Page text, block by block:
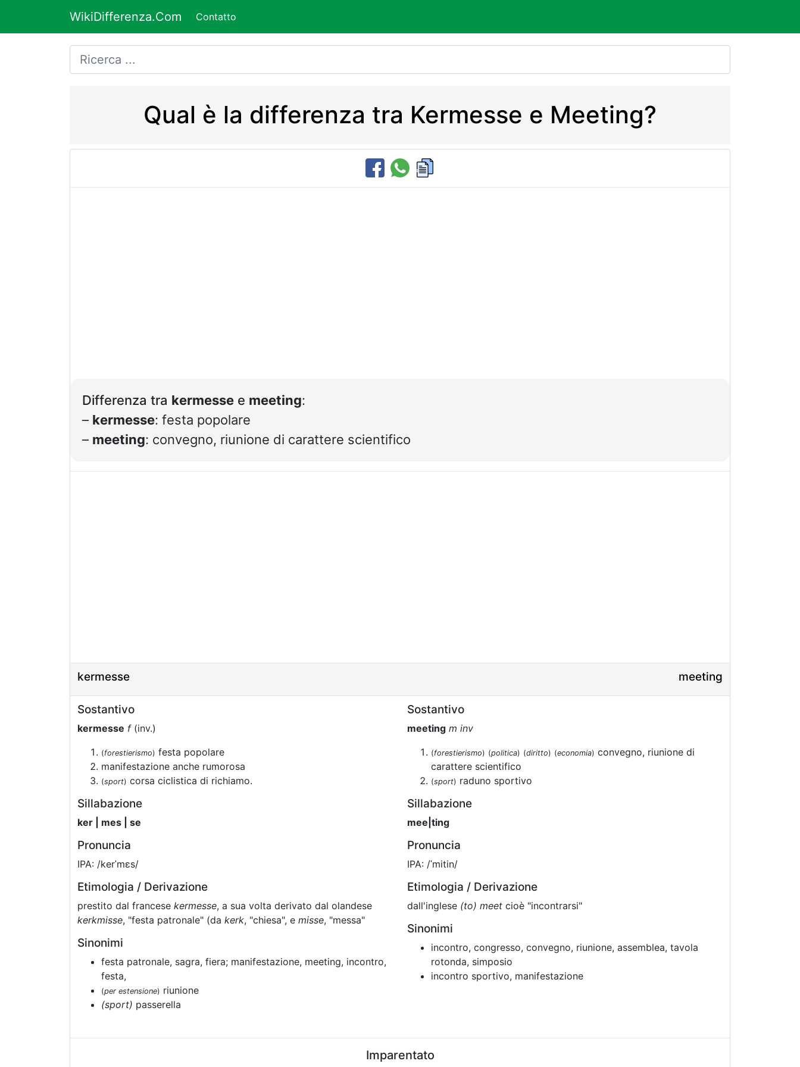
WikiDifferenza.Com Contatto
Qual è la differenza tra Kermesse e Meeting?
Differenza tra kermesse e meeting:
– kermesse: festa popolare
– meeting: convegno, riunione di carattere scientifico
kermesse meeting
Sostantivo
kermesse f(inv.)
(forestierismo) festa popolare
manifestazione anche rumorosa
(sport) corsa ciclistica di richiamo.
Sillabazione
ker | mes | se
Pronuncia
IPA: /kerˈmɛs/
Etimologia / Derivazione
prestito dal francese kermesse, a sua volta derivato dal olandese
kerkmisse, "festa patronale" (da kerk, "chiesa", e misse, "messa"
Sinonimi
festa patronale, sagra, fiera; manifestazione, meeting, incontro,
festa,
(per estensione) riunione
(sport) passerella
Sostantivo
meeting m inv
(forestierismo) (politica) (diritto) (economia) convegno, riunione di
carattere scientifico
(sport) raduno sportivo
Sillabazione
mee|ting
Pronuncia
IPA: /ˈmitin/
Etimologia / Derivazione
dall'inglese (to) meet cioè "incontrarsi"
Sinonimi
incontro, congresso, convegno, riunione, assemblea, tavola
rotonda, simposio
incontro sportivo, manifestazione
Imparentato